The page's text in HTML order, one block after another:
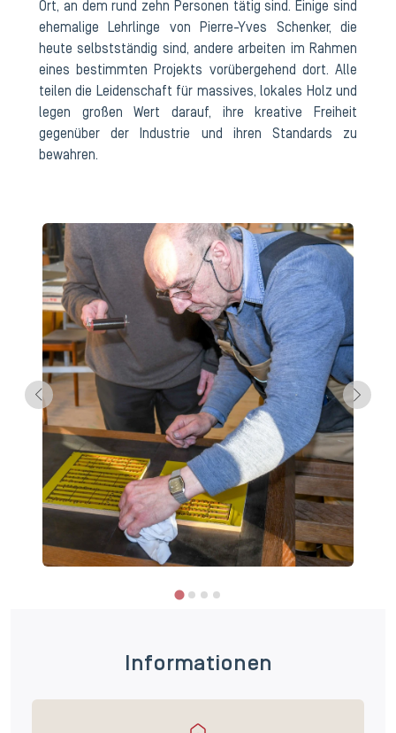
Ort, an dem rund zehn Personen tätig sind. Einige sind
ehemalige Lehrlinge von Pierre-Yves Schenker, die
heute selbstständig sind, andere arbeiten im Rahmen
eines bestimmten Projekts vorübergehend dort. Alle
teilen die Leidenschaft für massives, lokales Holz und
legen großen Wert darauf, ihre kreative Freiheit
gegenüber der Industrie und ihren Standards zu
bewahren.
Informationen